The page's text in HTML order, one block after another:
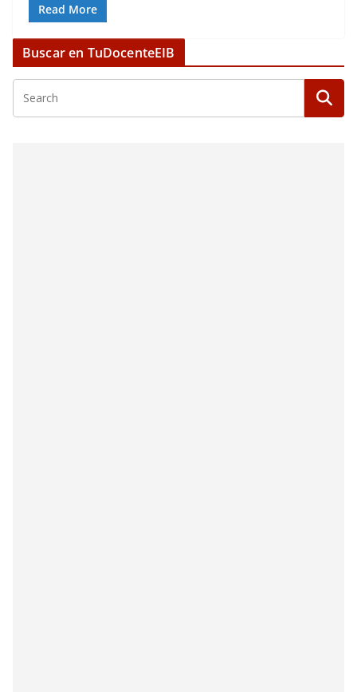
Read More
Buscar en TuDocenteEIB